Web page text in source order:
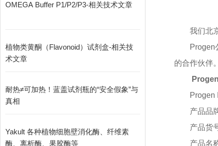
OMEGA Buffer P1/P2/P3-相关技术文章
植物类黄酮（Flavonoid）试剂盒-相关技
术文章
耐热≠可加热！蓝盖试剂瓶的“安全假象”与
真相
Yakult 各种植物细胞壁消化酶、纤维素
酶、离析酶、果胶酶等
我们北
Progen
的合作伙伴
Progen
产品品
产品货
产品名